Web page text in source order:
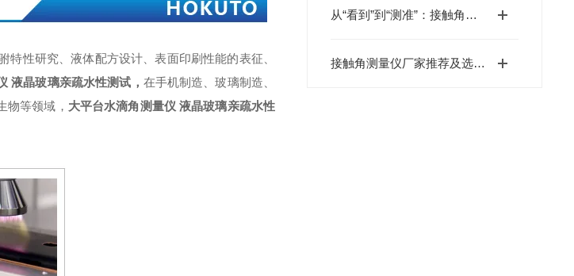
从“看到”到“测准”：接触角测量仪如何为新材料研发提供可靠数据支撑
接触角测量仪厂家推荐及选型建议：北斗仪器的专业解决方案
性研究、液体配方设计、表面印刷性能的表征、
液晶玻璃亲疏水性测试 ， 在手机制造、玻璃制造、
物等领域， 大平台水滴角测量仪 液晶玻璃亲疏水性